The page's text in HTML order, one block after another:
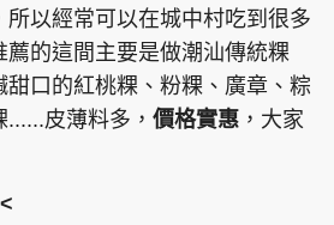
以經常可以在城中村吃到很多
的這間主要是做潮汕傳統粿
甜口的紅桃粿、粉粿、廣章、粽
皮薄料多， 價格實惠 ，大家